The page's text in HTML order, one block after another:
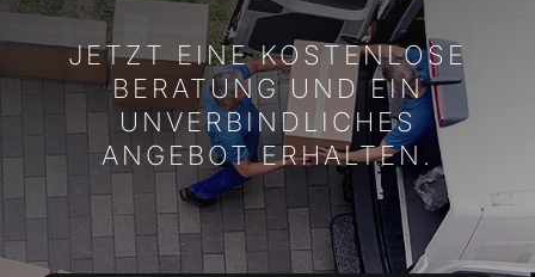
JETZT EINE KOSTENLOSE
BERATUNG UND EIN
UNVERBINDLICHES
ANGEBOT ERHALTEN.